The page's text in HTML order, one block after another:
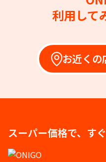
利用して
お近くの
スーパー価格で、す